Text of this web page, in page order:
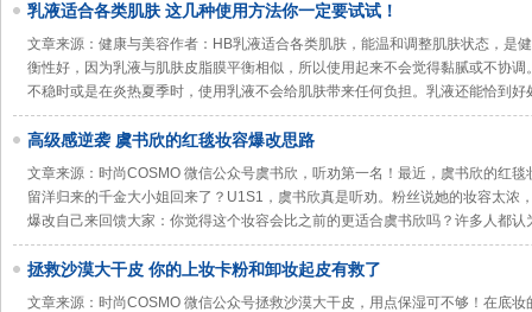
乳液适合各类肌肤 这几种使用方法你一定要试试！
文章来源：健康与美容作者：HB乳液适合各类肌肤，能温和调整肌肤状态，是
衡性好，因为乳液与肌肤皮脂膜平衡相似，所以使用起来不会觉得黏腻或不协
不稳时或是在炎热夏季时，使用乳液不会给肌肤带来任何负担。乳液还能恰到好
高级感逆袭 虞书欣的红毯妆容爆改思路
文章来源：时尚COSMO 微信公众号虞书欣，听劝第一名！最近，虞书欣的红
留洋归来的千金大小姐回来了？U1S1，虞书欣真是听劝。粉丝说她的妆容太浓
爆改自己来回馈大家：你觉得这个妆容会比之前的更适合虞书欣吗？许多人都
拯救沙漠大干皮 你的上妆卡粉和卸妆起皮有救了
文章来源：时尚COSMO 微信公众号拯救沙漠大干皮，用点保湿可不够！在底